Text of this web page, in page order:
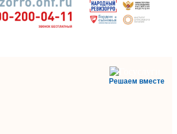
Решаем вместе